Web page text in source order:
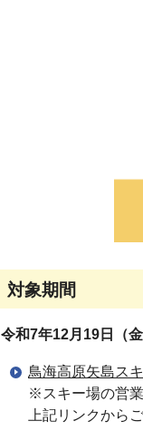
対象期間
令和7年12月19日（
鳥海高原矢島ス
※スキー場の営
上記リンクから